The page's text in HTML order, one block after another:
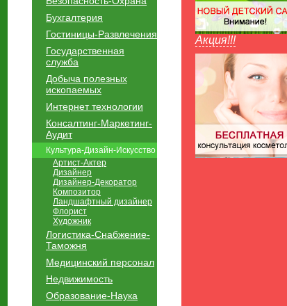
Бухгалтерия
Гостиницы-Развлечения
Государственная
служба
Добыча полезных
ископаемых
Интернет технологии
Консалтинг-Маркетинг-
Аудит
Культура-Дизайн-Искусство
Артист-Актер
Дизайнер
Дизайнер-Декоратор
Композитор
Ландшафтный дизайнер
Флорист
Художник
Логистика-Снабжение-
Таможня
Медицинский персонал
Недвижимость
Образование-Наука
Акция!!!